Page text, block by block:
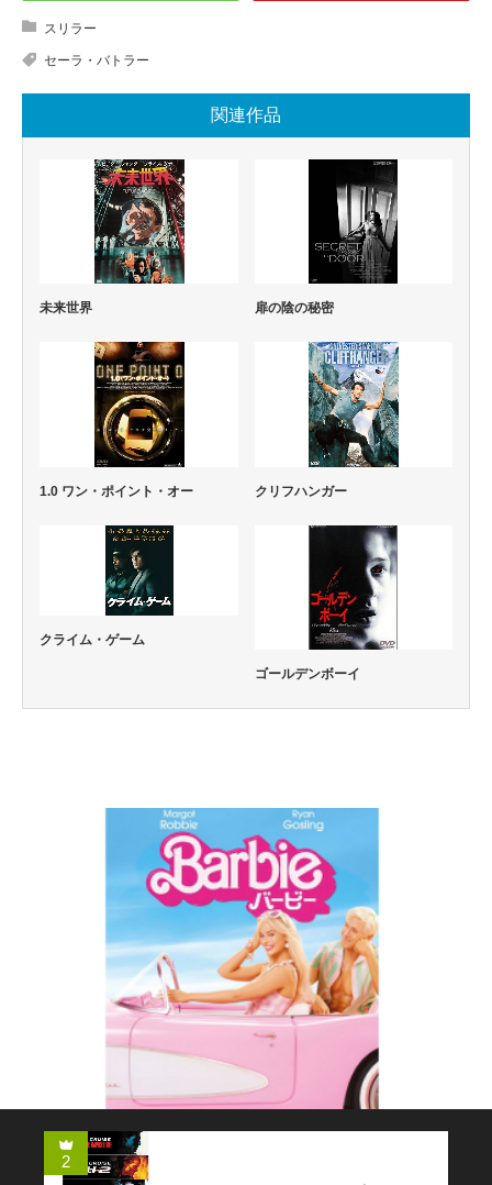
スリラー
セーラ・バトラー
関連作品
未来世界 扉の陰の秘密
1.0 ワン・ポイント・オー クリフハンガー
クライム・ゲーム
ゴールデンボーイ
2